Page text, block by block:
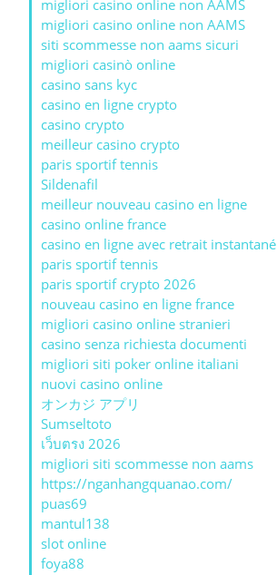
migliori casino online non AAMS
migliori casino online non AAMS
siti scommesse non aams sicuri
migliori casinò online
casino sans kyc
casino en ligne crypto
casino crypto
meilleur casino crypto
paris sportif tennis
Sildenafil
meilleur nouveau casino en ligne
casino online france
casino en ligne avec retrait instantané
paris sportif tennis
paris sportif crypto 2026
nouveau casino en ligne france
migliori casino online stranieri
casino senza richiesta documenti
migliori siti poker online italiani
nuovi casino online
オンカジ アプリ
Sumseltoto
เว็บตรง 2026
migliori siti scommesse non aams
https://nganhangquanao.com/
puas69
mantul138
slot online
foya88